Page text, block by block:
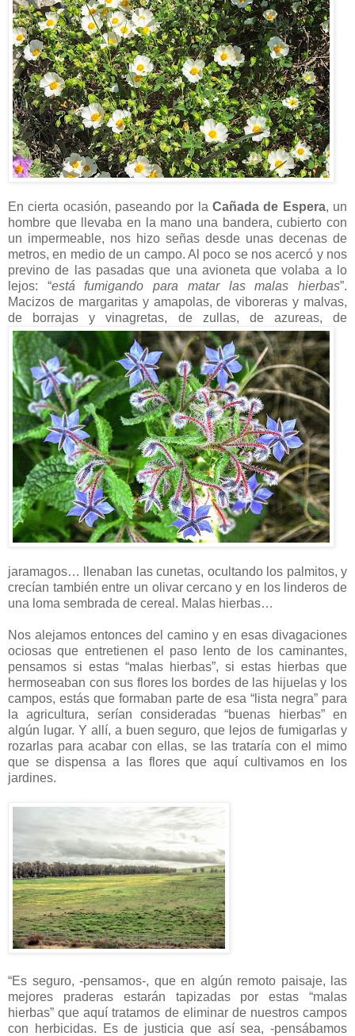
En cierta ocasión, paseando por la Cañada de Espera, un
hombre que llevaba en la mano una bandera, cubierto con
un impermeable, nos hizo señas desde unas decenas de
metros, en medio de un campo. Al poco se nos acercó y nos
previno de las pasadas que una avioneta que volaba a lo
lejos: “está fumigando para matar las malas hierbas”.
Macizos de margaritas y amapolas, de viboreras y malvas,
de borrajas y vinagretas, de zullas, de azureas, de
jaramagos… llenaban las cunetas, ocultando los palmitos, y
crecían también entre un olivar cercano y en los linderos de
una loma sembrada de cereal. Malas hierbas…
Nos alejamos entonces del camino y en esas divagaciones
ociosas que entretienen el paso lento de los caminantes,
pensamos si estas “malas hierbas”, si estas hierbas que
hermoseaban con sus flores los bordes de las hijuelas y los
campos, estás que formaban parte de esa “lista negra” para
la agricultura, serían consideradas “buenas hierbas” en
algún lugar. Y allí, a buen seguro, que lejos de fumigarlas y
rozarlas para acabar con ellas, se las trataría con el mimo
que se dispensa a las flores que aquí cultivamos en los
jardines.
“Es seguro, -pensamos-, que en algún remoto paisaje, las
mejores praderas estarán tapizadas por estas “malas
hierbas” que aquí tratamos de eliminar de nuestros campos
con herbicidas. Esde justicia que así sea, -pensábamos